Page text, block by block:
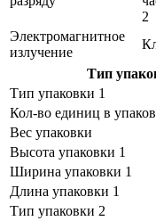
2
Электромагнитное
излучение
Тип
Тип упаковки 1
Кол-во единиц в
Вес упаковки
Высота упаковки 1
Ширина упаковки 1
Длина упаковки 1
Тип упаковки 2